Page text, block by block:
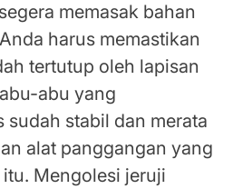
memasak bahan
harus memastikan
tertutup oleh lapisan
abu yang
sudah stabil dan merata
alat panggangan yang
Mengolesi jeruji